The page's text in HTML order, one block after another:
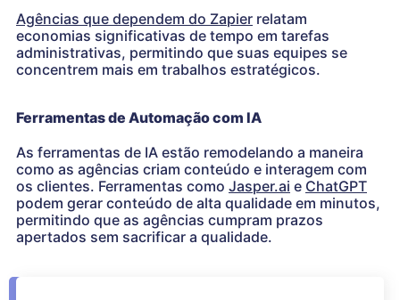
Agências que dependem do Zapier relatam
economias significativas de tempo em tarefas
administrativas, permitindo que suas equipes se
concentrem mais em trabalhos estratégicos.
Ferramentas de Automação com IA
As ferramentas de IA estão remodelando a maneira
como as agências criam conteúdo e interagem com
os clientes. Ferramentas como Jasper.ai e ChatGPT
podem gerar conteúdo de alta qualidade em minutos,
permitindo que as agências cumpram prazos
apertados sem sacrificar a qualidade.